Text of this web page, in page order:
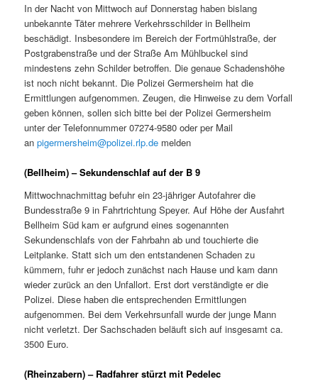
In der Nacht von Mittwoch auf Donnerstag haben bislang
unbekannte Täter mehrere Verkehrsschilder in Bellheim
beschädigt. Insbesondere im Bereich der Fortmühlstraße, der
Postgrabenstraße und der Straße Am Mühlbuckel sind
mindestens zehn Schilder betroffen. Die genaue Schadenshöhe
ist noch nicht bekannt. Die Polizei Germersheim hat die
Ermittlungen aufgenommen. Zeugen, die Hinweise zu dem Vorfall
geben können, sollen sich bitte bei der Polizei Germersheim
unter der Telefonnummer 07274-9580 oder per Mail
anpigermersheim@polizei.rlp.de melden
(Bellheim) – Sekundenschlaf auf der B 9
Mittwochnachmittag befuhr ein 23-jähriger Autofahrer die
Bundesstraße 9 in Fahrtrichtung Speyer. Auf Höhe der Ausfahrt
Bellheim Süd kam er aufgrund eines sogenannten
Sekundenschlafs von der Fahrbahn ab und touchierte die
Leitplanke. Statt sich um den entstandenen Schaden zu
kümmern, fuhr er jedoch zunächst nach Hause und kam dann
wieder zurück an den Unfallort. Erst dort verständigte er die
Polizei. Diese haben die entsprechenden Ermittlungen
aufgenommen. Bei dem Verkehrsunfall wurde der junge Mann
nicht verletzt. Der Sachschaden beläuft sich auf insgesamt ca.
3500 Euro.
(Rheinzabern) – Radfahrer stürzt mit Pedelec